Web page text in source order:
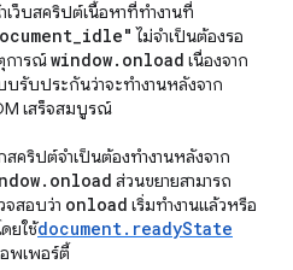
เว็บสคริปต์เนื้อหาที่ทำงานที่
_idle" ไม่จำเป็นต้องรอ
การณ์window. onload เนื่องจาก
บรับประกันว่าจะทำงานหลังจาก
เสร็จสมบูรณ์
สคริปต์จำเป็นต้องทำงานหลังจาก
. onload ส่วนขยายสามารถ
จสอบว่า onload เริ่มทำงานแล้วหรือ
ยใช้document.readyState
พเพอร์ตี้